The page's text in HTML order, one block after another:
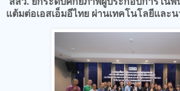
แต้มต่อเอสเอ็มอีไทย ผ่านเทคโนโลยีและ